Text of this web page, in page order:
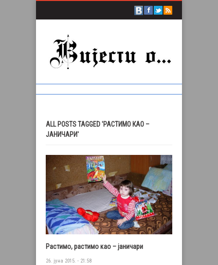
ALL POSTS TAGGED 'РАСТИМО КАО –
ЈАНИЧАРИ'
Растимо, растимо као – јаничари
26. јуна 2015. - 21:58